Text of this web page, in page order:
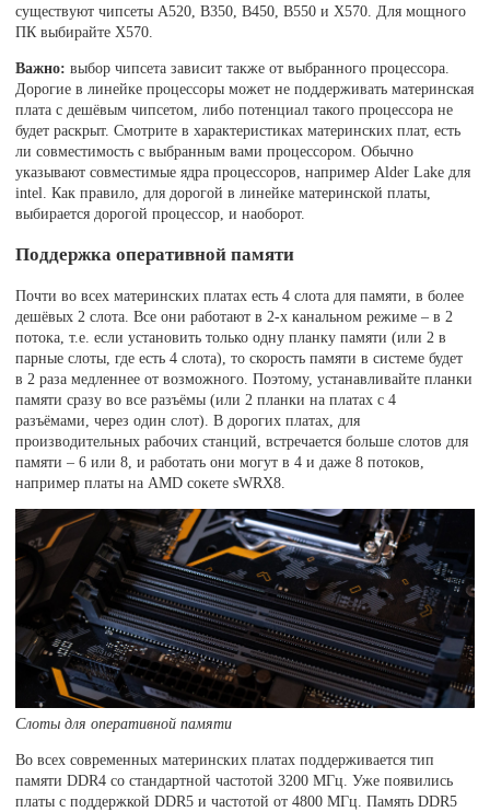
существуют чипсеты A520, B350, B450, B550 и X570. Для мощного
ПК выбирайте X570.
Важно: выбор чипсета зависит также от выбранного процессора.
Дорогие в линейке процессоры может не поддерживать материнская
плата с дешёвым чипсетом, либо потенциал такого процессора не
будет раскрыт. Смотрите в характеристиках материнских плат, есть
ли совместимость с выбранным вами процессором. Обычно
указывают совместимые ядра процессоров, например Alder Lake для
intel. Как правило, для дорогой в линейке материнской платы,
выбирается дорогой процессор, и наоборот.
Поддержка оперативной памяти
Почти во всех материнских платах есть 4 слота для памяти, в более
дешёвых 2 слота. Все они работают в 2-х канальном режиме – в 2
потока, т.е. если установить только одну планку памяти (или 2 в
парные слоты, где есть 4 слота), то скорость памяти в системе будет
в 2 раза медленнее от возможного. Поэтому, устанавливайте планки
памяти сразу во все разъёмы (или 2 планки на платах с 4
разъёмами, через один слот). В дорогих платах, для
производительных рабочих станций, встречается больше слотов для
памяти – 6 или 8, и работать они могут в 4 и даже 8 потоков,
например платы на AMD сокете sWRX8.
Слоты для оперативной памяти
Во всех современных материнских платах поддерживается тип
памяти DDR4 со стандартной частотой 3200 МГц. Уже появились
платы с поддержкой DDR5 и частотой от 4800 МГц. Память DDR5